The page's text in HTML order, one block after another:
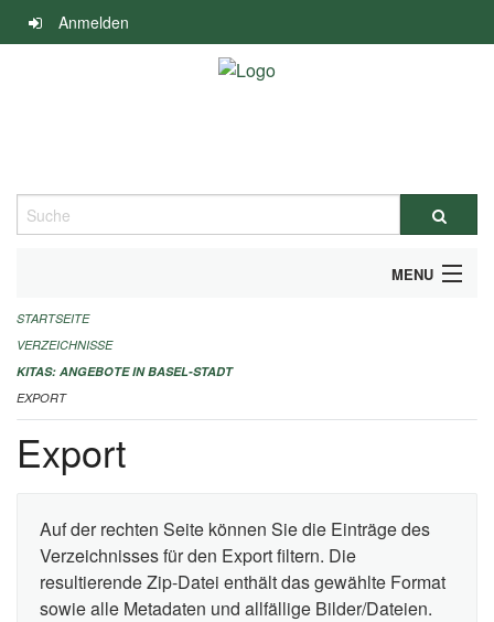
Navigation
überspringen
Anmelden
Suche
MENU
ALLGEMEINE INFORMATIONEN
IMPRESSUM
STARTSEITE
VERZEICHNISSE
KITAS: ANGEBOTE IN BASEL-STADT
EXPORT
Export
Auf der rechten Seite können Sie die Einträge des
Verzeichnisses für den Export filtern. Die
resultierende Zip-Datei enthält das gewählte Format
sowie alle Metadaten und allfällige Bilder/Dateien.